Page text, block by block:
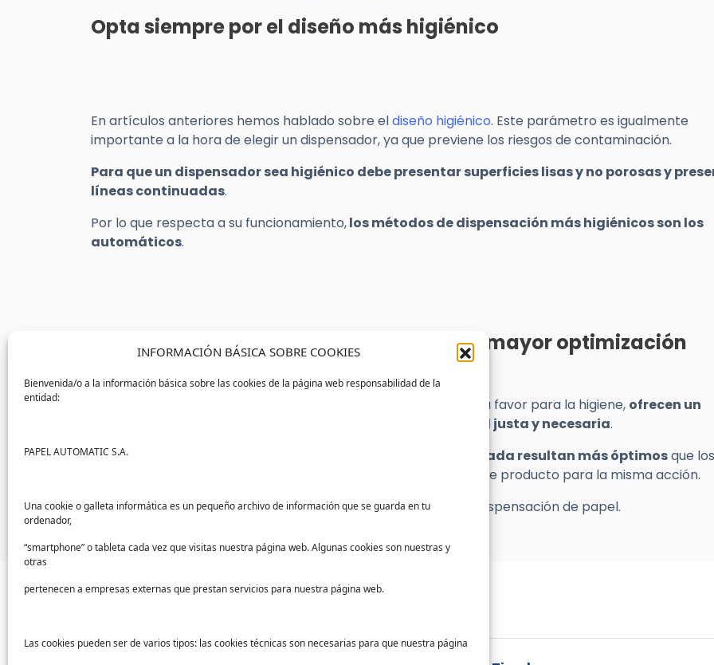
INFORMACIÓN BÁSICA SOBRE COOKIES
Bienvenida/o a la información básica sobre las cookies de la página web responsabilidad de la
entidad:
PAPEL AUTOMATIC S.A.
Una cookie o galleta informática es un pequeño archivo de información que se guarda en tu
ordenador,
“smartphone” o tableta cada vez que visitas nuestra página web. Algunas cookies son nuestras y
otras
pertenecen a empresas externas que prestan servicios para nuestra página web.
Las cookies pueden ser de varios tipos: las cookies técnicas son necesarias para que nuestra página
Opta siempre por el diseño más higiénico
En artículos anteriores hemos hablado sobre eldiseño higiénico. Este parámetro es igualmente
importante a la hora de elegir un dispensador, ya que previene los riesgos de contaminación.
Para que un dispensador sea higiénico debe presentar superficies lisas y no porosas y
líneas continuadas.
Por lo que respecta a su funcionamiento,los métodos de dispensación más higiénicos son los
automáticos.
Apuesta por el sistema que ofrezca una mayor optimización
, además de jugar un punto a favor para la higiene, ofrecen un
menor derroche de producto, ya que dosifican la cantidad justa y necesaria.
En el caso del papel, en concreto,
los sistemas de toalla cortada resultan más óptimosque
bobina de extracción central, ya que usamos menos cantidad de producto para la misma acción.
Eneste artículopuedes consultar los principales métodos de dispensación de papel.